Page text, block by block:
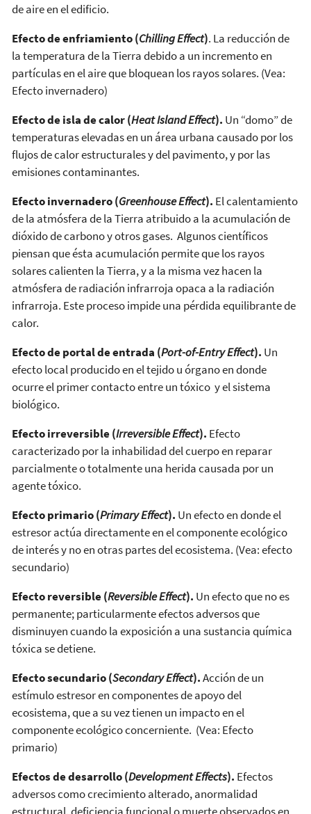
de aire en el edificio.
Efecto de enfriamiento (Chilling Effect). La reducción de
la temperatura de la Tierra debido a un incremento en
partículas en el aire que bloquean los rayos solares. (Vea:
Efecto invernadero)
Efecto de isla de calor (Heat Island Effect). Un “domo” de
temperaturas elevadas en un área urbana causado por los
flujos de calor estructurales y del pavimento, y por las
emisiones contaminantes.
Efecto invernadero (Greenhouse Effect). El calentamiento
de la atmósfera de la Tierra atribuido a la acumulación de
dióxido de carbono y otros gases. Algunos científicos
piensan que ésta acumulación permite que los rayos
solares calienten la Tierra, y a la misma vez hacen la
atmósfera de radiación infrarroja opaca a la radiación
infrarroja. Este proceso impide una pérdida equilibrante de
calor.
Efecto de portal de entrada (Port-of-Entry Effect). Un
efecto local producido en el tejido u órgano en donde
ocurre el primer contacto entre un tóxico y el sistema
biológico.
Efecto irreversible (Irreversible Effect). Efecto
caracterizado por la inhabilidad del cuerpo en reparar
parcialmente o totalmente una herida causada por un
agente tóxico.
Efecto primario (Primary Effect). Un efecto en donde el
estresor actúa directamente en el componente ecológico
de interés y no en otras partes del ecosistema. (Vea: efecto
secundario)
Efecto reversible (Reversible Effect). Un efecto que no es
permanente; particularmente efectos adversos que
disminuyen cuando la exposición a una sustancia química
tóxica se detiene.
Efecto secundario (Secondary Effect).Acción de un
estímulo estresor en componentes de apoyo del
ecosistema, que a su vez tienen un impacto en el
componente ecológico concerniente. (Vea: Efecto
primario)
Efectos de desarrollo (Development Effects). Efectos
adversos como crecimiento alterado, anormalidad